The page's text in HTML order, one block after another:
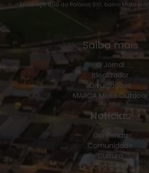
Endereço: Rua da Polônia, 310, bairro Mato
Saiba mais
O Jornal
Idealizador
Divulgações
MARCA Mídia Outdoor
Notícias
Contenda
Comunidade
Cultura
Comercial